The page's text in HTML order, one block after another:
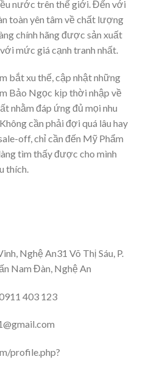
nước trên thế giới. Đến với
toàn yên tâm về chất lượng
chính hãng được sản xuất
mức giá cạnh tranh nhất.
bắt xu thế, cập nhật những
Bảo Ngọc kịp thời nhập về
nhằm đáp ứng đủ mọi nhu
cần phải đợi quá lâu hay
off, chỉ cần đến Mỹ Phẩm
tìm thấy được cho mình
thích.
Nghệ An31 Võ Thị Sáu, P.
Nam Đàn, Nghệ An
403 123
profile.php?